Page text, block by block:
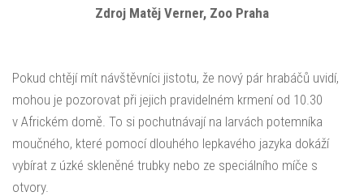
Zdroj Matěj Verner, Zoo Praha
Pokud chtějí mít návštěvníci jistotu, že nový pár hrabáčů uvidí,
mohou je pozorovat při jejich pravidelném krmení od 10.30
v Africkém domě. To si pochutnávají na larvách potemníka
moučného, které pomocí dlouhého lepkavého jazyka dokáží
vybírat z úzké skleněné trubky nebo ze speciálního míče s
otvory.